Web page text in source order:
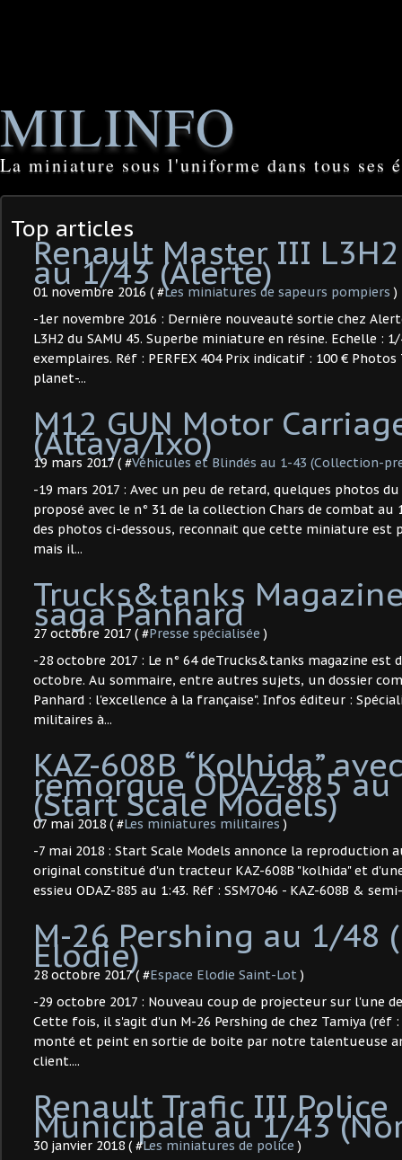
MILINFO
La miniature sous l'uniforme dans tous ses
Top articles
Renault Master III L3H2
au 1/43 (Alerte)
01 novembre 2016 ( #Les miniatures de sapeurs pompiers )
-1er novembre 2016 : Dernière nouveauté sortie chez
L3H2 du SAMU 45. Superbe miniature en résine. Echelle :
exemplaires. Réf : PERFEX 404 Prix indicatif : 100 €
planet-...
M12 GUN Motor
(Altaya/Ixo)
19 mars 2017 ( #Véhicules et Blindés au 1-43 (Collection-
-19 mars 2017 : Avec un peu de retard, quelques photos du
proposé avec le n° 31 de la collection Chars de combat au
des photos ci-dessous, reconnait que cette miniature
mais il...
Trucks&tanks
saga Panhard
27 octobre 2017 ( #Presse spécialisée )
-28 octobre 2017 : Le n° 64 deTrucks&tanks magazine est
octobre. Au sommaire, entre autres sujets, un dossier
Panhard : l'excellence à la française". Infos éditeur :
militaires à...
KAZ-608B “Kolhida”
remorque ODAZ-885 au
(Start Scale Models)
07 mai 2018 ( #Les miniatures militaires )
-7 mai 2018 : Start Scale Models annonce la reproduction
original constitué d'un tracteur KAZ-608B "kolhida" et
essieu ODAZ-885 au 1:43. Réf : SSM7046 - KAZ-608B &
M-26 Pershing au 1/48
Elodie)
28 octobre 2017 ( #Espace Elodie Saint-Lot)
-29 octobre 2017 : Nouveau coup de projecteur sur l'une
Cette fois, il s'agit d'un M-26 Pershing de chez Tamiya (réf :
monté et peint en sortie de boite par notre talentueuse
client....
Renault Trafic III Police
Municipale au 1/43
30 janvier 2018 ( #Les miniatures de police )